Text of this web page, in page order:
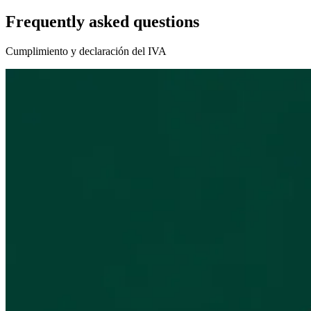
Expertos
Nuestros autoresConviértase en colaborador
Frequently asked questions
Cumplimiento y declaración del IVA